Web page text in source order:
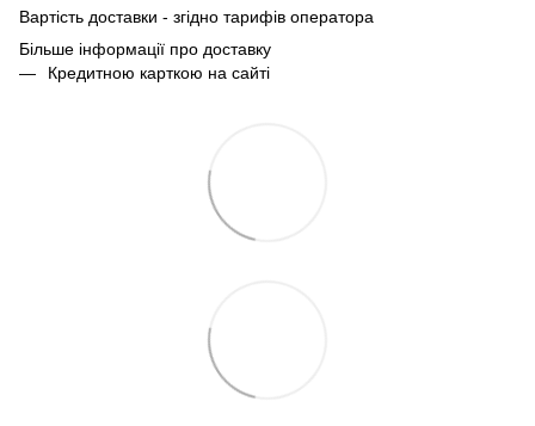
Вартість доставки - згідно тарифів оператора
Більше інформації про доставку
Кредитною карткою на сайті